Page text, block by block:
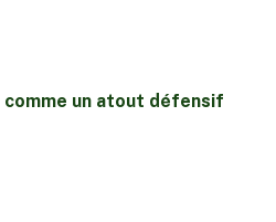
comme un atout défensif